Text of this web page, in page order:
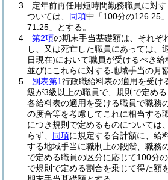
3
定年前再任用短時間勤務職員に対す
ついては、 同項中「100分の126.25
71.25」とする。
4
第2項の期末手当基礎額は、それぞ
し、又は死亡した職員にあっては、
日現在)において職員が受けるべき
並びにこれらに対する地域手当の月
5
別表第1行政職給料表の適用を受け
級が3級以上の職員で、規則で定め
各給料表の適用を受ける職員で職務
の度合等を考慮してこれに相当する
につき規則で定めるものについては、
らず、 同項に規定する合計額に、給
する地域手当に職制上の段階、職務
で定める職員の区分に応じて100分
で規則で定める割合を乗じて得た額